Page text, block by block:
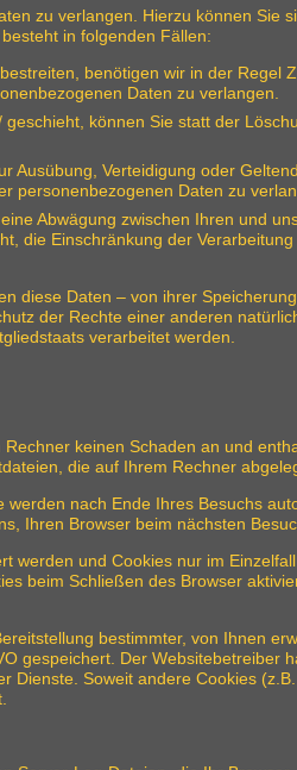
zu verlangen. Hierzu können Sie
in folgenden Fällen:
benötigen wir in der Regel
Daten zu verlangen.
können Sie statt der
Verteidigung oder
personenbezogenen Daten zu
Abwägung zwischen Ihren und
die Einschränkung der
diese Daten – von ihrer
der Rechte einer anderen
verarbeitet werden.
keinen Schaden an und
die auf Ihrem Rechner
nach Ende Ihres Besuchs
Ihren Browser beim nächsten
werden und Cookies nur im
beim Schließen des Browser
bestimmter, von Ihnen
gespeichert. Der Websitebetreiber
Soweit andere Cookies